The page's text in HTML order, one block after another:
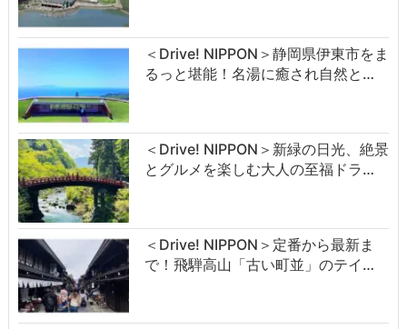
＜Drive! NIPPON＞静岡県伊東市をま
るっと堪能！名湯に癒され自然と…
＜Drive! NIPPON＞新緑の日光、絶景
とグルメを楽しむ大人の至福ドラ…
＜Drive! NIPPON＞定番から最新ま
で！飛騨高山「古い町並」のテイ…